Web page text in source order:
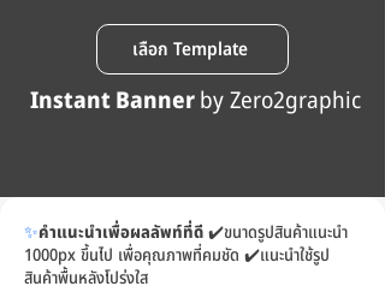
เลือก Template
Instant Bannerby Zero2graphic
✨คำแนะนำเพื่อผลลัพท์ที่ดี✔️ขนาดรูปสินค้าแนะนำ
1000px ขึ้นไป เพื่อคุณภาพที่คมชัด ✔️แนะนำใช้รูป
สินค้าพื้นหลังโปร่งใส